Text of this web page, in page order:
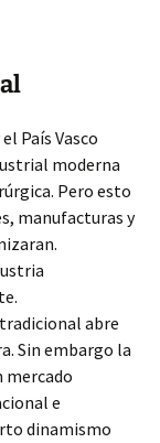
País Vasco
moderna
Pero esto
manufacturas y
abre
Sin embargo la
mercado
e
dinamismo